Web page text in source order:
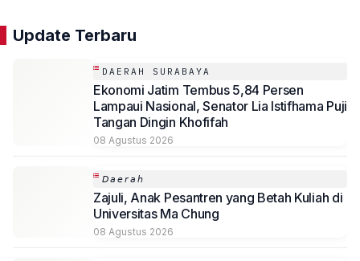
Update Terbaru
DAERAH SURABAYA
Ekonomi Jatim Tembus 5,84 Persen
Lampaui Nasional, Senator Lia Istifhama Puji
Tangan Dingin Khofifah
08 Agustus 2026
𝘋𝘢𝘦𝘳𝘢𝘩
Zajuli, Anak Pesantren yang Betah Kuliah di
Universitas Ma Chung
08 Agustus 2026